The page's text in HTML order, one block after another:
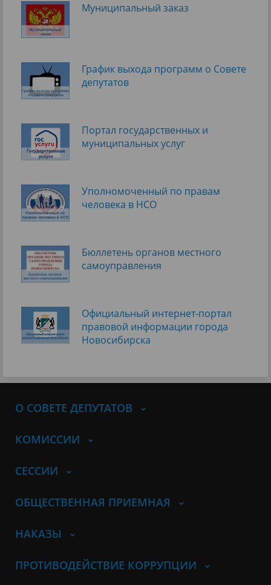
Муниципальный заказ
График выхода программ о Cовете
депутатов
Портал государственных и
муниципальных услуг
Уполномоченный по правам
человека в НСО
Бюллетень органов местного
самоуправления
Официальный интернет-портал
правовой информации города
Новосибирска
О СОВЕТЕ ДЕПУТАТОВ
КОМИССИИ
СЕССИИ
ОБЩЕСТВЕННАЯ ПРИЕМНАЯ
НАКАЗЫ
ПРОТИВОДЕЙСТВИЕ КОРРУПЦИИ